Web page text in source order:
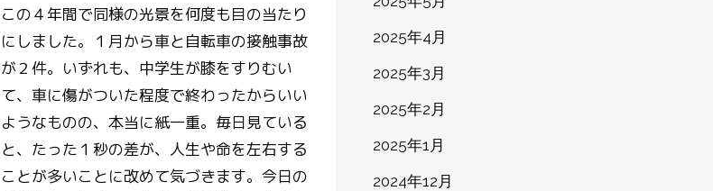
この４年間で同様の光景を何度も目の当たり
にしました。１月から車と自転車の接触事故
が２件。いずれも、中学生が膝をすりむい
て、車に傷がついた程度で終わったからいい
ようなものの、本当に紙一重。毎日見ている
と、たった１秒の差が、人生や命を左右する
ことが多いことに改めて気づきます。今日の
2025年4月
2025年3月
2025年2月
2025年1月
2024年12月